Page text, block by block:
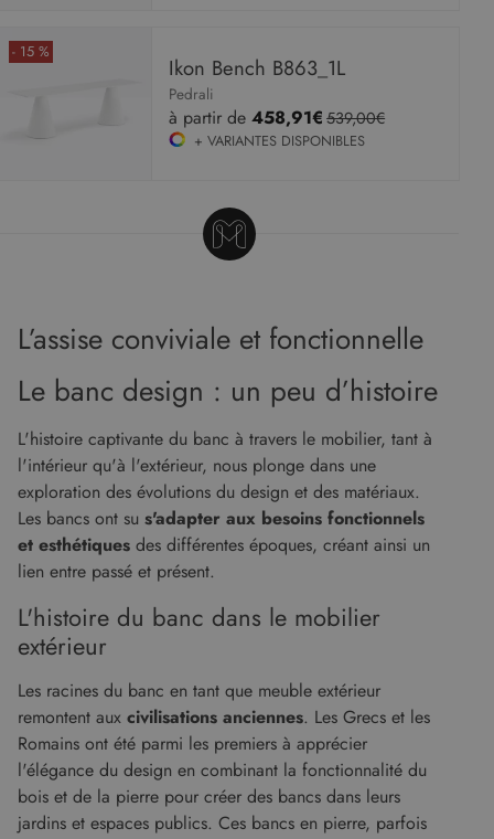
- 15 %
Ikon Bench B863_1L
Pedrali
à partir de458,91€ 539,00€
+ VARIANTES DISPONIBLES
L’assise conviviale et fonctionnelle
Le banc design : un peu d’histoire
L'histoire captivante du banc à travers le mobilier, tant à
l'intérieur qu'à l'extérieur, nous plonge dans une
exploration des évolutions du design et des matériaux.
Les bancs ont su s'adapter aux besoins fonctionnels
et esthétiques des différentes époques, créant ainsi un
lien entre passé et présent.
L'histoire du banc dans le mobilier
extérieur
Les racines du banc en tant que meuble extérieur
remontent aux civilisations anciennes. Les Grecs et les
Romains ont été parmi les premiers à apprécier
l'élégance du design en combinant la fonctionnalité du
bois et de la pierre pour créer des bancs dans leurs
jardins et espaces publics. Ces bancs en pierre, parfois